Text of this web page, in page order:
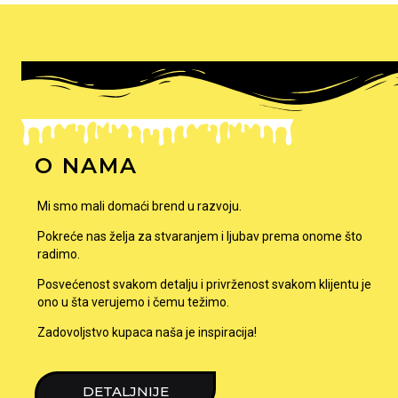
O NAMA
Mi smo mali domaći brend u razvoju.
Pokreće nas želja za stvaranjem i ljubav prema onome što
radimo.
Posvećenost svakom detalju i privrženost svakom klijentu je
ono u šta verujemo i čemu težimo.
Zadovoljstvo kupaca naša je inspiracija!
DETALJNIJE